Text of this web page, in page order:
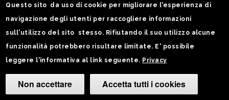
Statistiche
Follow us on:
Questo sito da uso di cookie per migliorare l'esperienza di
navigazione degli utenti per raccogliere informazioni
sull'utilizzo del sito stesso. Rifiutando il suo utilizzo alcune
funzionalità potrebbero risultare limitate. E' possibile
leggere l'informativa al link seguente. Privacy
Non accettare Accetta tutti i cookies